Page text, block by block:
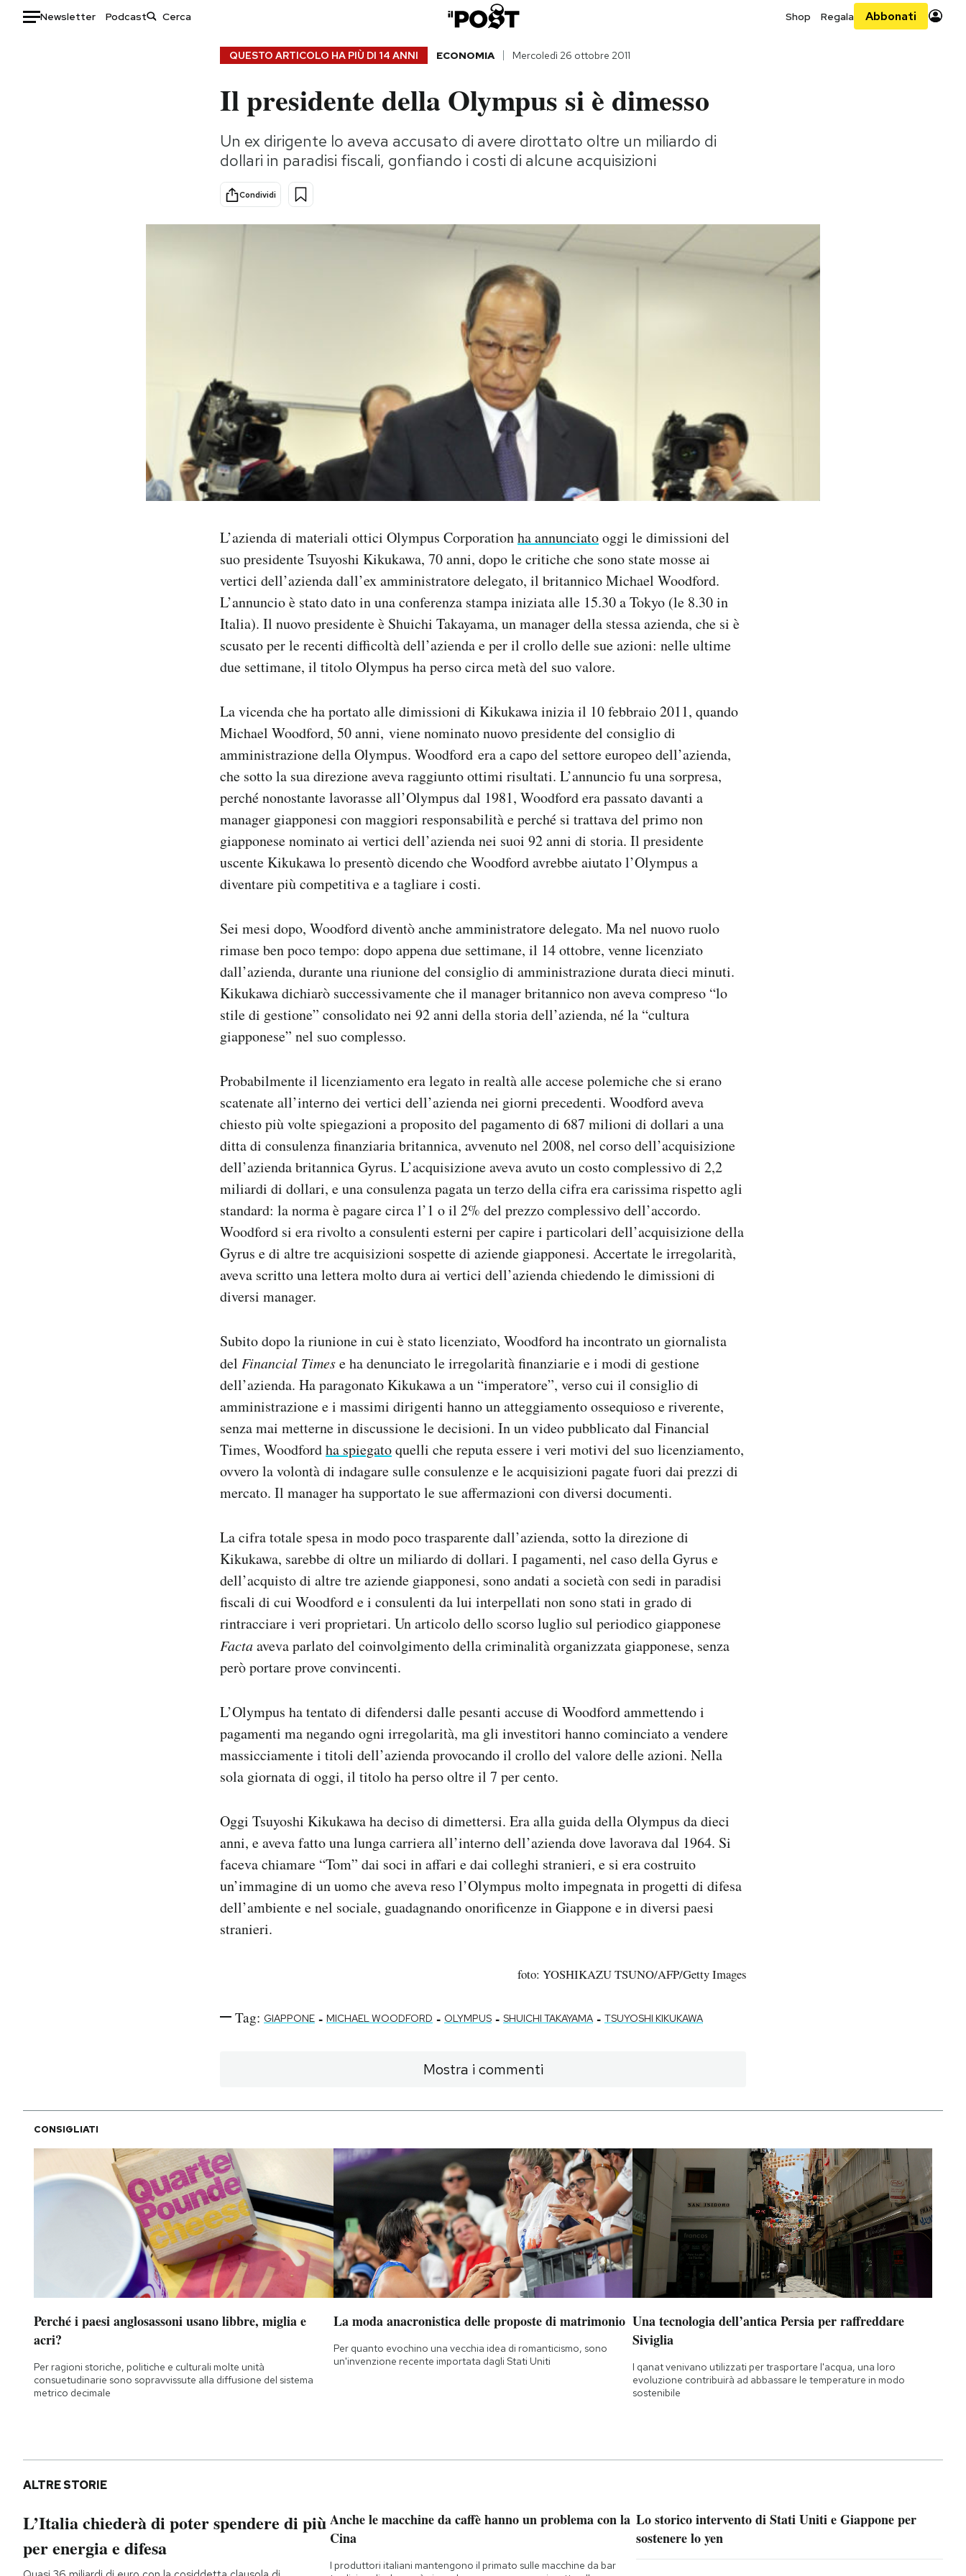
Newsletter Podcast Shop Regala Abbonati
Consumismi
Storie/Idee
Ok Boomer!
Media
QUESTO ARTICOLO HA PIÙ DI 14 ANNI ECONOMIA Mercoledì 26 ottobre 2011
Il presidente della Olympus si è dimesso
Un ex dirigente lo aveva accusato di avere dirottato oltre un miliardo di
dollari in paradisi fiscali, gonfiando i costi di alcune acquisizioni
Condividi
L’azienda di materiali ottici Olympus Corporationha annunciatooggi le dimissioni del
suo presidente Tsuyoshi Kikukawa, 70 anni, dopo le critiche che sono state mosse ai
vertici dell’azienda dall’ex amministratore delegato, il britannico Michael Woodford.
L’annuncio è stato dato in una conferenza stampa iniziata alle 15.30 a Tokyo (le 8.30 in
Italia). Il nuovo presidente è Shuichi Takayama, un manager della stessa azienda, che si è
scusato per le recenti difficoltà dell’azienda e per il crollo delle sue azioni: nelle ultime
due settimane, il titolo Olympus ha perso circa metà del suo valore.
La vicenda che ha portato alle dimissioni di Kikukawa inizia il 10 febbraio 2011, quando
Michael Woodford, 50 anni, viene nominato nuovo presidente del consiglio di
amministrazione della Olympus. Woodford era a capo del settore europeo dell’azienda,
che sotto la sua direzione aveva raggiunto ottimi risultati. L’annuncio fu una sorpresa,
perché nonostante lavorasse all’Olympus dal 1981, Woodford era passato davanti a
manager giapponesi con maggiori responsabilità e perché si trattava del primo non
giapponese nominato ai vertici dell’azienda nei suoi 92 anni di storia. Il presidente
uscente Kikukawa lo presentò dicendo che Woodford avrebbe aiutato l’Olympus a
diventare più competitiva e a tagliare i costi.
Sei mesi dopo, Woodford diventò anche amministratore delegato. Ma nel nuovo ruolo
rimase ben poco tempo: dopo appena due settimane, il 14 ottobre, venne licenziato
dall’azienda, durante una riunione del consiglio di amministrazione durata dieci minuti.
Kikukawa dichiarò successivamente che il manager britannico non aveva compreso “lo
stile di gestione” consolidato nei 92 anni della storia dell’azienda, né la “cultura
giapponese” nel suo complesso.
Probabilmente il licenziamento era legato in realtà alle accese polemiche che si erano
scatenate all’interno dei vertici dell’azienda nei giorni precedenti. Woodford aveva
chiesto più volte spiegazioni a proposito del pagamento di 687 milioni di dollari a una
ditta di consulenza finanziaria britannica, avvenuto nel 2008, nel corso dell’acquisizione
dell’azienda britannica Gyrus. L’acquisizione aveva avuto un costo complessivo di 2,2
miliardi di dollari, e una consulenza pagata un terzo della cifra era carissima rispetto agli
standard: la norma è pagare circa l’1 o il 2% del prezzo complessivo dell’accordo.
Woodford si era rivolto a consulenti esterni per capire i particolari dell’acquisizione della
Gyrus e di altre tre acquisizioni sospette di aziende giapponesi. Accertate le irregolarità,
aveva scritto una lettera molto dura ai vertici dell’azienda chiedendo le dimissioni di
diversi manager.
Subito dopo la riunione in cui è stato licenziato, Woodford ha incontrato un giornalista
del Financial Timese ha denunciato le irregolarità finanziarie e i modi di gestione
dell’azienda. Ha paragonato Kikukawa a un “imperatore”, verso cui il consiglio di
amministrazione e i massimi dirigenti hanno un atteggiamento ossequioso e riverente,
senza mai metterne in discussione le decisioni. In un video pubblicato dal Financial
Times, Woodfordha spiegatoquelli che reputa essere i veri motivi del suo licenziamento,
ovvero la volontà di indagare sulle consulenze e le acquisizioni pagate fuori dai prezzi di
mercato. Il manager ha supportato le sue affermazioni con diversi documenti.
La cifra totale spesa in modo poco trasparente dall’azienda, sotto la direzione di
Kikukawa, sarebbe di oltre un miliardo di dollari. I pagamenti, nel caso della Gyrus e
dell’acquisto di altre tre aziende giapponesi, sono andati a società con sedi in paradisi
fiscali di cui Woodford e i consulenti da lui interpellati non sono stati in grado di
rintracciare i veri proprietari. Un articolo dello scorso luglio sul periodico giapponese
Factaaveva parlato del coinvolgimento della criminalità organizzata giapponese, senza
però portare prove convincenti.
L’Olympus ha tentato di difendersi dalle pesanti accuse di Woodford ammettendo i
pagamenti ma negando ogni irregolarità, ma gli investitori hanno cominciato a vendere
massicciamente i titoli dell’azienda provocando il crollo del valore delle azioni. Nella
sola giornata di oggi, il titolo ha perso oltre il 7 per cento.
Oggi Tsuyoshi Kikukawa ha deciso di dimettersi. Era alla guida della Olympus da dieci
anni, e aveva fatto una lunga carriera all’interno dell’azienda dove lavorava dal 1964. Si
faceva chiamare “Tom” dai soci in affari e dai colleghi stranieri, e si era costruito
un’immagine di un uomo che aveva reso l’Olympus molto impegnata in progetti di difesa
dell’ambiente e nel sociale, guadagnando onorificenze in Giappone e in diversi paesi
stranieri.
foto: YOSHIKAZU TSUNO/AFP/Getty Images
Tag: GIAPPONE - MICHAEL WOODFORD - OLYMPUS - SHUICHI TAKAYAMA - TSUYOSHI KIKUKAWA
Mostra i commenti
CONSIGLIATI
Perché i paesi anglosassoni usano libbre, miglia e
acri?
Per ragioni storiche, politiche e culturali molte unità
consuetudinarie sono sopravvissute alla diffusione del sistema
metrico decimale
La moda anacronistica delle proposte di matrimonio
Per quanto evochino una vecchia idea di romanticismo, sono
un'invenzione recente importata dagli Stati Uniti
Una tecnologia dell’antica Persia per raffreddare
Siviglia
I qanat venivano utilizzati per trasportare l'acqua, una loro
evoluzione contribuirà ad abbassare le temperature in modo
sostenibile
ALTRE STORIE
L’Italia chiederà di poter spendere di più
per energia e difesa
Anche le macchine da caffè hanno un problema con la
Cina
I produttori italiani mantengono il primato sulle macchine da bar
Lo storico intervento di Stati Uniti e Giappone per
sostenere lo yen